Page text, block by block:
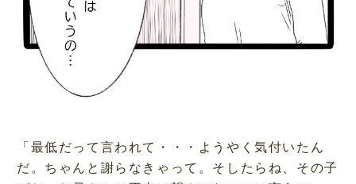
「最低だって言われて・・・ようやく気付いたん
だ。ちゃんと謝らなきゃって。そしたらね、その子